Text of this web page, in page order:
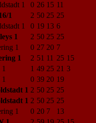
1 0 26 15 11
1 2 50 25 25
1 0 19 13 6
1 2 50 25 25
1 0 27 20 7
1 2 51 11 25 15
1 49 25 21 3
0 39 20 19
1 2 50 25 25
1 2 50 25 25
1 0 20 7
13